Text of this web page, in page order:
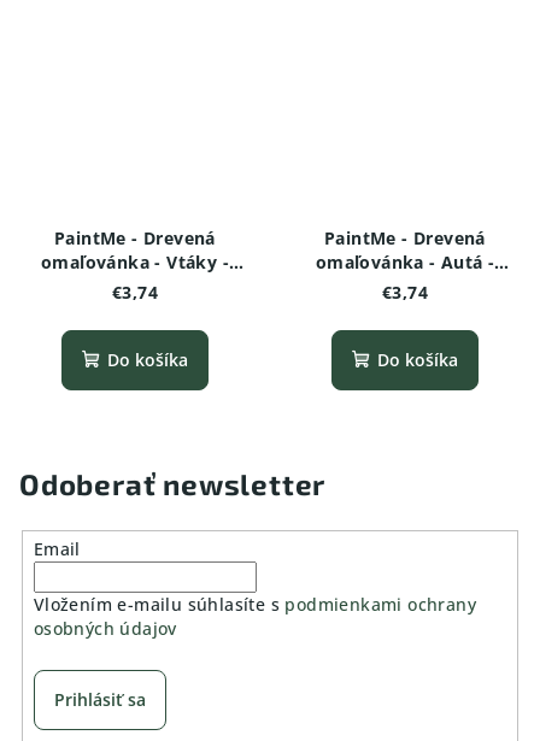
PaintMe - Drevená
omaľovánka - Vtáky -
Tukan
€3,74
Do košíka
PaintMe - Drevená
omaľovánka - Autá -
Závodné kupé
€3,74
Do košíka
Odoberať newsletter
Email
Vložením e-mailu súhlasíte s podmienkami ochrany
osobných údajov
Prihlásiť sa